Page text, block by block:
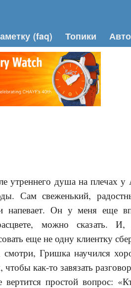
(faq) Топики
утреннего душа на плечах
Сам свеженький,
напевает. Он у меня еще
можно сказать.
еще не одну клиентку
Гришка научился
как-то завязать
вертится простой вопрос: